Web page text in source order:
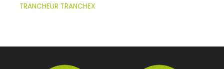
TRANCHEUR TRANCHEX